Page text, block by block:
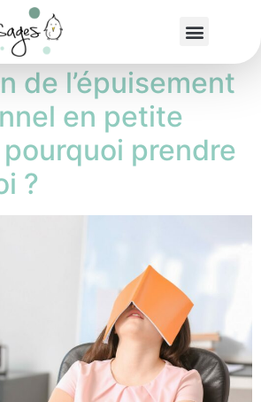
: burn out
de l’épuisement
en petite
prendre
?